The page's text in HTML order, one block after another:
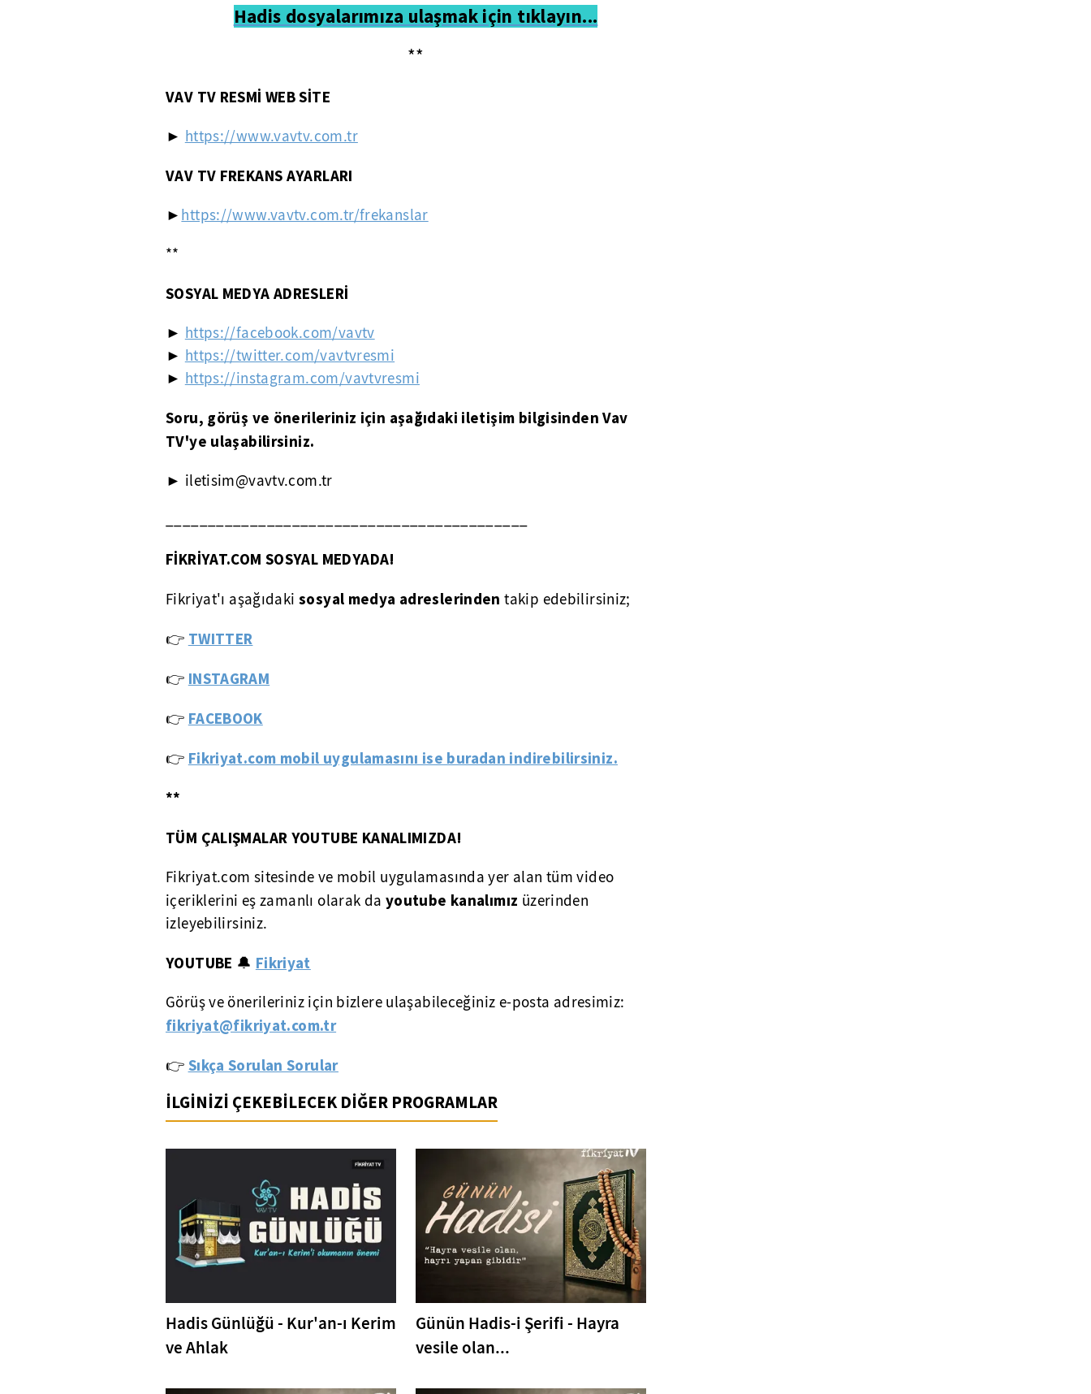
Hadis dosyalarımıza ulaşmak için tıklayın...
**
VAV TV RESMİ WEB SİTE
► https://www.vavtv.com.tr
VAV TV FREKANS AYARLARI
► https://www.vavtv.com.tr/frekanslar
**
SOSYAL MEDYA ADRESLERİ
► https://facebook.com/vavtv
► https://twitter.com/vavtvresmi
► https://instagram.com/vavtvresmi
Soru, görüş ve önerileriniz için aşağıdaki iletişim bilgisinden Vav
TV'ye ulaşabilirsiniz.
► iletisim@vavtv.com.tr
___________________________________________
FİKRİYAT.COM SOSYAL MEDYADA!
Fikriyat'ı aşağıdaki sosyal medya adreslerinden takip edebilirsiniz;
👉 TWITTER
👉 INSTAGRAM
👉 FACEBOOK
👉 Fikriyat.com mobil uygulamasını ise buradan indirebilirsiniz.
**
TÜM ÇALIŞMALAR YOUTUBE KANALIMIZDA!
Fikriyat.com sitesinde ve mobil uygulamasında yer alan tüm video
içeriklerini eş zamanlı olarak da youtube kanalımız üzerinden
izleyebilirsiniz.
YOUTUBE 🔔 Fikriyat
Görüş ve önerileriniz için bizlere ulaşabileceğiniz e-posta adresimiz:
fikriyat@fikriyat.com.tr
👉 Sıkça Sorulan Sorular
İLGİNİZİ ÇEKEBİLECEK DİĞER PROGRAMLAR
Hadis Günlüğü - Kur'an-ı Kerim
ve Ahlak
Günün Hadis-i Şerifi - Hayra
vesile olan...